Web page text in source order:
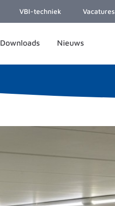
VBI-techniek Vacatures
Downloads Nieuws